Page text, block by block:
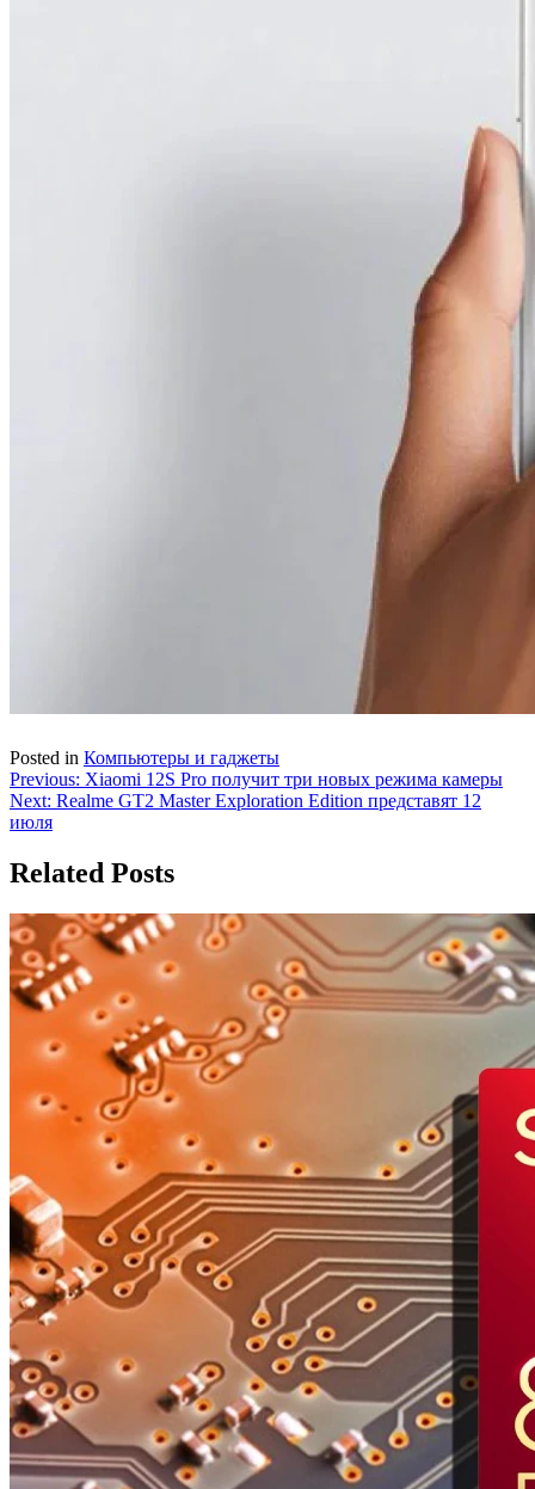
Posted in Компьютеры и гаджеты
Навигация
по
Previous: Xiaomi 12S Pro получит три новых режима камеры
Next: Realme GT2 Master Exploration Edition представят 12
июля
Related Posts